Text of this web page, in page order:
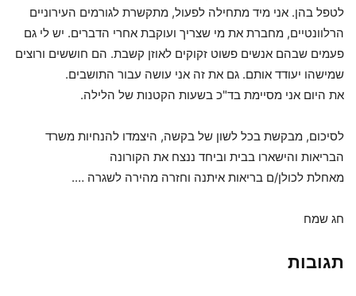
לטפל בהן. אני מיד מתחילה לפעול, מתקשרת לגורמים העירוניים
הרלוונטיים, מחברת את מי שצריך ועוקבת אחרי הדברים. יש לי גם
פעמים שבהם אנשים פשוט זקוקים לאוזן קשבת. הם חוששים ורוצים
שמישהו יעודד אותם. גם את זה אני עושה עבור התושבים.
את היום אני מסיימת בד"כ בשעות הקטנות של הלילה.
לסיכום, מבקשת בכל לשון של בקשה, היצמדו להנחיות משרד
הבריאות והישארו בבית וביחד ננצח את הקורונה
מאחלת לכולן/ם בריאות איתנה וחזרה מהירה לשגרה ….
חג שמח
תגובות